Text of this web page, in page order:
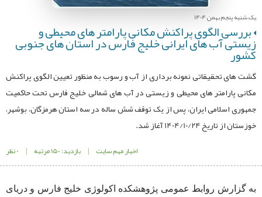
یک شنبه پنجم بهمن 1404
بررسی الگوی پراکنش مکانی پارامتر های محیطی و
زیستی آب های ایرانی خلیج فارس در استان های جنوبی
کشور
گشت های تحقیقاتی نمونه برداری از آب و رسوب به منظور تعیین الگوی پراکنش
مکانی پارامتر های محیطی و زیستی در آب های شمالی خلیج فارس تحت حاکمیت
جمهوری اسلامی ایران، پس از یک توقف شش ساله در سه استان هرمزگان، بوشهر،
خوزستان از تاریخ 1404/10/24 آغاز شد.
اخبار مهم سایت | بازدید: 150 مرتبه | 0 نظر
به گزارش روابط عمومی پژوهشکده اکولوژی خلیج فارس و دریای